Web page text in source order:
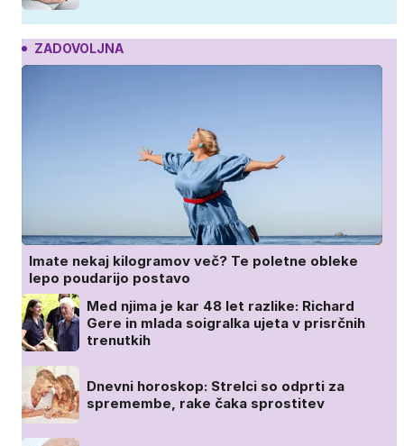
ZADOVOLJNA
Imate nekaj kilogramov več? Te poletne obleke
lepo poudarijo postavo
Med njima je kar 48 let razlike: Richard
Gere in mlada soigralka ujeta v prisrčnih
trenutkih
Dnevni horoskop: Strelci so odprti za
spremembe, rake čaka sprostitev